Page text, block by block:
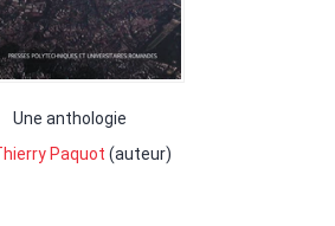
Une anthologie
Paquot (auteur)